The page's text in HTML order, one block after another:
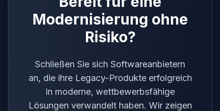
Modernisierung ohne
Risiko?
Schließen Sie sich Softwareanbietern
an, die ihre Legacy-Produkte erfolgreich
in moderne, wettbewerbsfähige
Lösungen verwandelt haben. Wir zeigen